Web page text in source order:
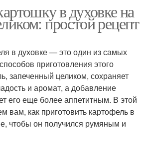
в духовке на
простой рецепт
в духовке — это один из самых
приготовления этого
запеченный целиком, сохраняет
и аромат, а добавление
его еще более аппетитным. В этой
вам, как приготовить картофель в
чтобы он получился румяным и